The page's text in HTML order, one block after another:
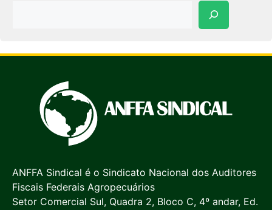
ANFFA Sindical é o Sindicato Nacional dos Auditores
Fiscais Federais Agropecuários
Setor Comercial Sul, Quadra 2, Bloco C, 4º andar, Ed.